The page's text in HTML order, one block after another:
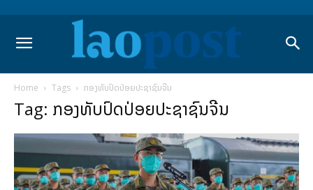
Home Tags ກອງທັບປົດປ່ອຍປະຊາຊົນຈີນ
Tag: ກອງທັບປົດປ່ອຍປະຊາຊົນຈີນ